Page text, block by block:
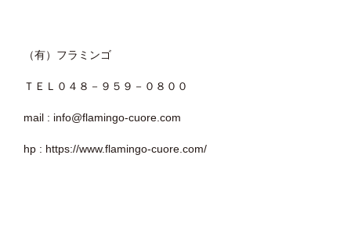
（有）フラミンゴ
ＴＥＬ０４８－９５９－０８００
mail : info@flamingo-cuore.com
hp : https://www.flamingo-cuore.com/